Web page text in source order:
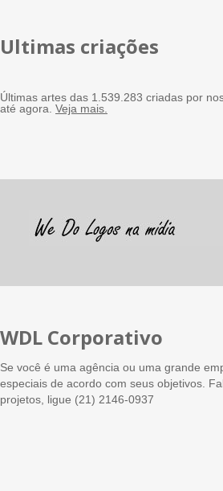
Ultimas criações
Últimas artes das 1.539.283 criadas por
até agora. Veja mais.
WDL Corporativo
Se você é uma agência ou uma grande
especiais de acordo com seus objetivos.
projetos, ligue (21) 2146-0937